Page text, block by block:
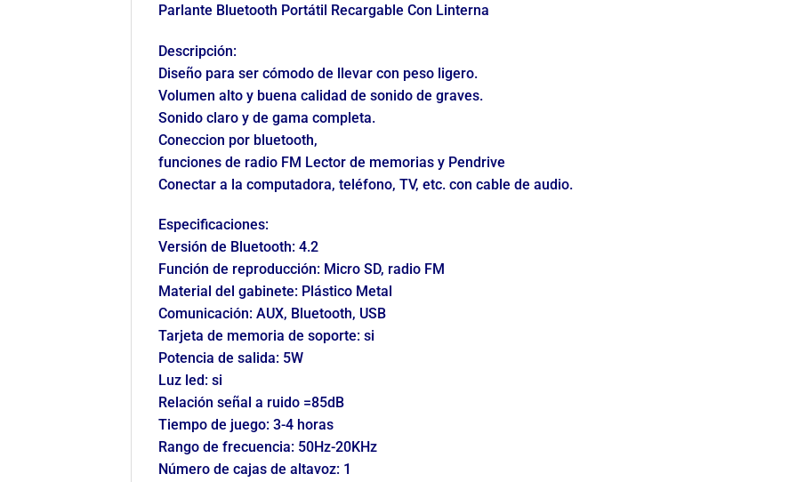
Parlante Bluetooth Portátil Recargable Con Linterna
Descripción:
Diseño para ser cómodo de llevar con peso ligero.
Volumen alto y buena calidad de sonido de graves.
Sonido claro y de gama completa.
Coneccion por bluetooth,
funciones de radio FM Lector de memorias y Pendrive
Conectar a la computadora, teléfono, TV, etc. con cable de audio.
Especificaciones:
Versión de Bluetooth: 4.2
Función de reproducción: Micro SD, radio FM
Material del gabinete: Plástico Metal
Comunicación: AUX, Bluetooth, USB
Tarjeta de memoria de soporte: si
Potencia de salida: 5W
Luz led: si
Relación señal a ruido =85dB
Tiempo de juego: 3-4 horas
Rango de frecuencia: 50Hz-20KHz
Número de cajas de altavoz: 1